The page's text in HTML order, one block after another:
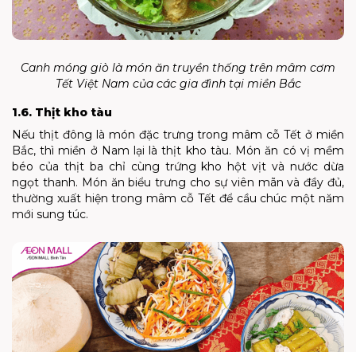
Canh móng giò là món ăn truyền thống trên mâm cơm
Tết Việt Nam của các gia đình tại miền Bắc
1.6. Thịt kho tàu
Nếu thịt đông là món đặc trưng trong mâm cỗ Tết ở miền
Bắc, thì miền ở Nam lại là thịt kho tàu. Món ăn có vị mềm
béo của thịt ba chỉ cùng trứng kho hột vịt và nước dừa
ngọt thanh. Món ăn biểu trưng cho sự viên mãn và đầy đủ,
thường xuất hiện trong mâm cỗ Tết để cầu chúc một năm
mới sung túc.